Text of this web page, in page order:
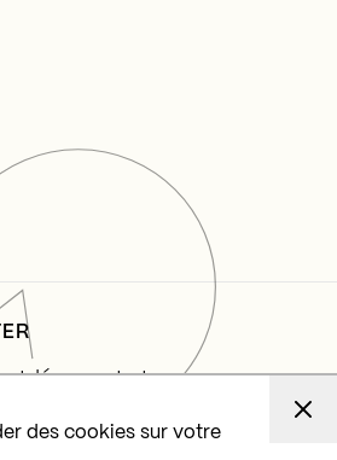
des cookies sur votre
et découvrez toutes nos